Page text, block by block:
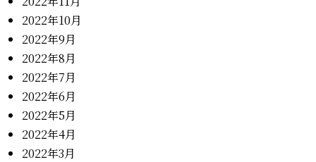
2022年10月
2022年9月
2022年8月
2022年7月
2022年6月
2022年5月
2022年4月
2022年3月